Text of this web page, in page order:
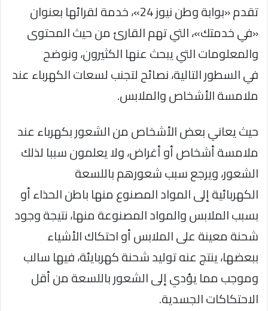
تقدم «بوابة وطن نيوز 24»، خدمة لقرائها بعنوان
«في خدمتك»، التي تهم القارئ من حيث المحتوى
والمعلومات التي يبحث عنها الكثيرون، ونوضح
في السطور التالية، نصائح لتجنب لسعات الكهرباء عند
ملامسة الأشخاص والملابس.
حيث يعاني بعض الأشخاص من الشعور بكهرباء عند
ملامسة أشخاص أو أغراض، ولا يعلمون سببا لذلك
الشعور، ويرجع سبب شعورهم باللسعة
الكهربائية إلى المواد المصنوع منها باطن الحذاء أو
بسبب الملابس والمواد المصنوعة منها، نتيجة وجود
شحنة معينة على الملابس أو احتكاك الأشياء
ببعضها، ينتج عنه توليد شحنة كهربايئة، فيها سالب
وموجب مما يؤدي إلى الشعور باللسعة من أقل
الاحتكاكات الجسدية.